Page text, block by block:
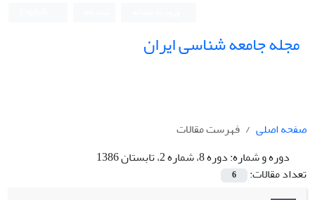
مجله جامعه شناسی ایران
صفحه اصلی
فهرست مقالات
دوره و شماره:دوره 8، شماره 2، تابستان 1386
تعداد مقالات:
6